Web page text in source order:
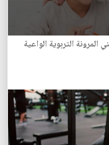
التربوية الواعية